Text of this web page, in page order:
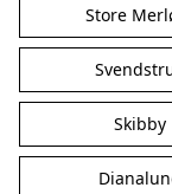
Store
Skibby